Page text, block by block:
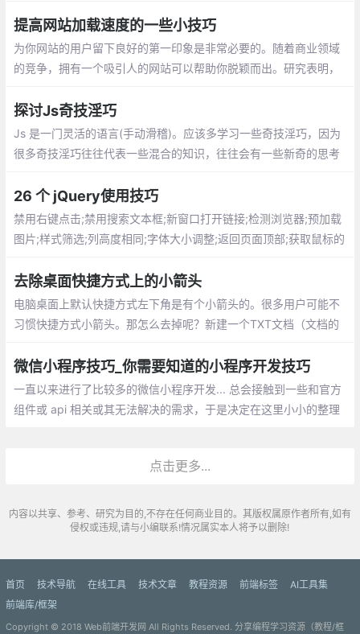
ght；继承 box-sizing
提高网站加载速度的一些小技巧
为你网站的用户留下良好的第一印象是非常必要的。随着商业领域
的竞争，拥有一个吸引人的网站可以帮助你脱颖而出。研究表明，
探讨Js奇技淫巧
Js 是一门灵活的语言(手动滑稽)。应该多学习一些奇技淫巧，因为
很多奇技淫巧往往代表一些混合的知识，往往会有一些新奇的思考
26 个 jQuery使用技巧
禁用右键点击;禁用搜索文本框;新窗口打开链接;检测浏览器;预加载
图片;样式筛选;列高度相同;字体大小调整;返回页面顶部;获取鼠标的
去除桌面快捷方式上的小箭头
电脑桌面上默认快捷方式左下角是有个小箭
头的。很多用户可能不习惯快捷方式小箭
档的名称自己顺便命名即可），然后把下面
的这些英文全部复制到TXT文档内保存。把
TXT文档的扩展名改成 .bat
微信小程序技巧_你需要知道的小程序开发技巧
一直以来进行了比较多的微信小程序开发... 总会接触到一些和官方
组件或 api 相关或其无法解决的需求，于是决定在这里小小的整理
点击更多...
内容以共享、参考、研究为目的,不存在任何商业目的。其版权属原作者所有,如有
侵权或违规,请与小编联系!情况属实本人将予以删除!
首页 技术导航 在线工具 技术文章 教程资源 前端标签
AI工具集
前端库/框架